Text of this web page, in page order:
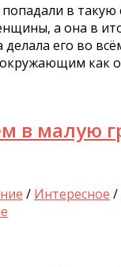
в такую
а она в
делала его во
как
в малую
/ Интересное /